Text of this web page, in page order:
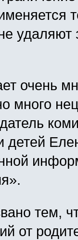
очень
много
тем,
от